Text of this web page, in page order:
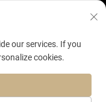
Minden jog fenntartva.
our services. If you
cookies.